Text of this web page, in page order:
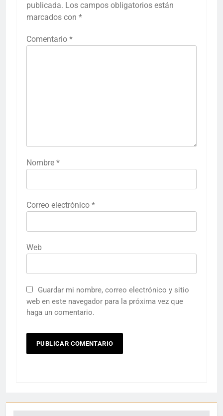
publicada. Los campos obligatorios están
marcados con *
Comentario *
Nombre *
Correo electrónico *
Web
Guardar mi nombre, correo electrónico y sitio
web en este navegador para la próxima vez que
haga un comentario.